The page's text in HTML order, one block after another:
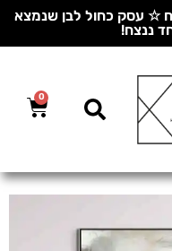
חינם בקנייה מעל 300 ש"ח ☆ עסק כחול לבן שנמצא
ננצח!
0